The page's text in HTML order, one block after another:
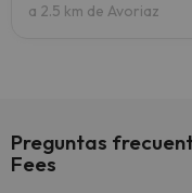
a 2.5 km de Avoriaz
Preguntas
Fees